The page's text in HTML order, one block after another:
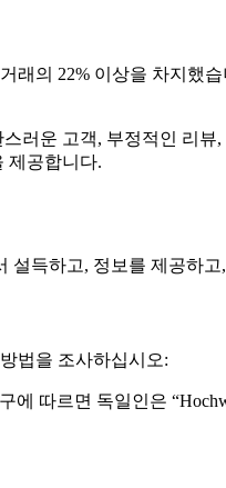
의 22% 이상을 차지했
운 고객, 부정적인 리
제공합니다.
설득하고, 정보를 제공하
법을 조사하십시오:
에 따르면 독일인은